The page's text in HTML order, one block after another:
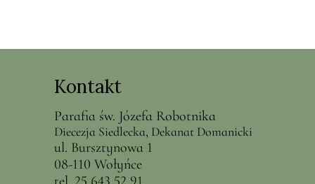
Kontakt
Parafia św. Józefa Robotnika
Diecezja Siedlecka, Dekanat Domanicki
ul. Bursztynowa 1
08-110 Wołyńce